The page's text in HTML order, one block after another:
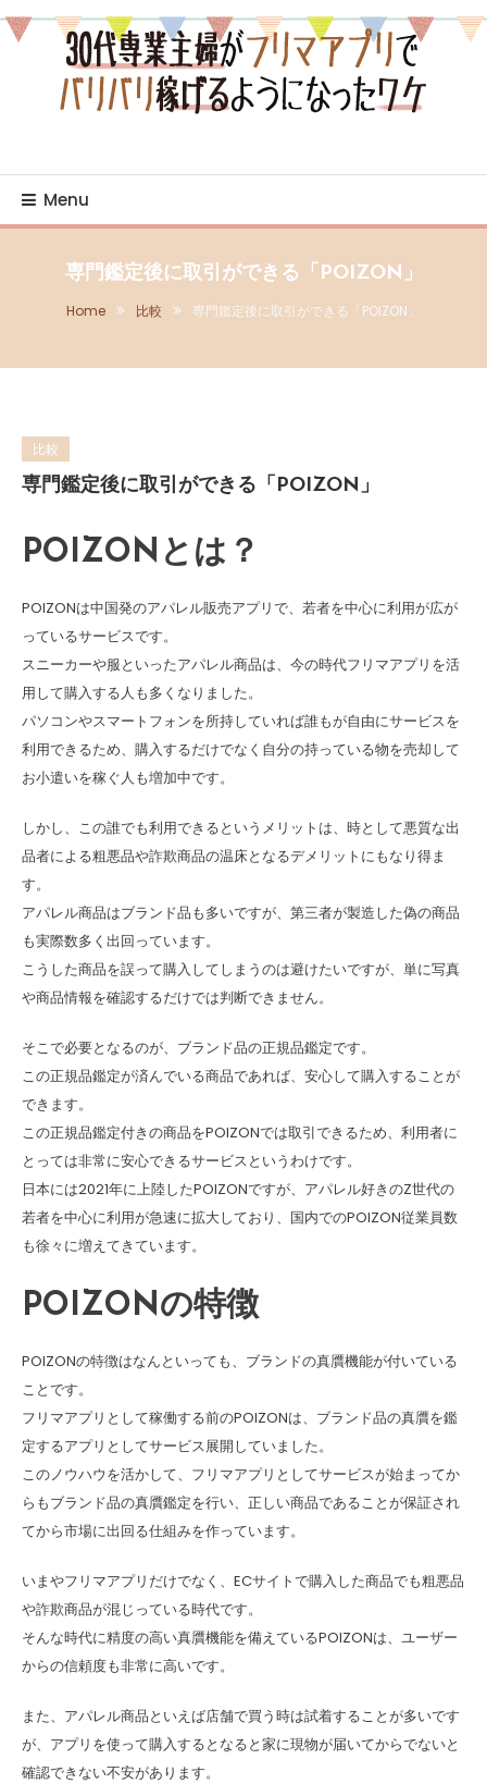
Skip
To
Content
プリでバリバリ稼げるよ
うになったワケ
Menu
専門鑑定後に取引ができる「POIZON」
Home 比較 専門鑑定後に取引ができる「POIZON」
比較
専門鑑定後に取引ができる「POIZON」
POIZONとは？
POIZONは中国発のアパレル販売アプリで、若者を中心に利用が広が
っているサービスです。
スニーカーや服といったアパレル商品は、今の時代フリマアプリを活
用して購入する人も多くなりました。
パソコンやスマートフォンを所持していれば誰もが自由にサービスを
利用できるため、購入するだけでなく自分の持っている物を売却して
お小遣いを稼ぐ人も増加中です。
しかし、この誰でも利用できるというメリットは、時として悪質な出
品者による粗悪品や詐欺商品の温床となるデメリットにもなり得ま
す。
アパレル商品はブランド品も多いですが、第三者が製造した偽の商品
も実際数多く出回っています。
こうした商品を誤って購入してしまうのは避けたいですが、単に写真
や商品情報を確認するだけでは判断できません。
そこで必要となるのが、ブランド品の正規品鑑定です。
この正規品鑑定が済んでいる商品であれば、安心して購入することが
できます。
この正規品鑑定付きの商品をPOIZONでは取引できるため、利用者に
とっては非常に安心できるサービスというわけです。
日本には2021年に上陸したPOIZONですが、アパレル好きのZ世代の
若者を中心に利用が急速に拡大しており、国内でのPOIZON従業員数
も徐々に増えてきています。
POIZONの特徴
POIZONの特徴はなんといっても、ブランドの真贋機能が付いている
ことです。
フリマアプリとして稼働する前のPOIZONは、ブランド品の真贋を鑑
定するアプリとしてサービス展開していました。
このノウハウを活かして、フリマアプリとしてサービスが始まってか
らもブランド品の真贋鑑定を行い、正しい商品であることが保証され
てから市場に出回る仕組みを作っています。
いまやフリマアプリだけでなく、ECサイトで購入した商品でも粗悪品
や詐欺商品が混じっている時代です。
そんな時代に精度の高い真贋機能を備えているPOIZONは、ユーザー
からの信頼度も非常に高いです。
また、アパレル商品といえば店舗で買う時は試着することが多いです
が、アプリを使って購入するとなると家に現物が届いてからでないと
確認できない不安があります。